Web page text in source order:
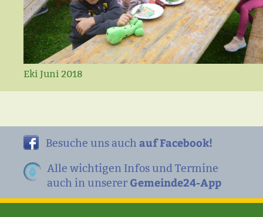
Eki Juni 2018
Besuche uns auch auf Facebook!
Alle wichtigen Infos und Termine
auch in unserer Gemeinde24-App